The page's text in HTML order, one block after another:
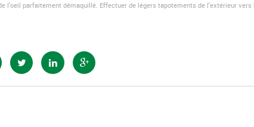
l'oeil parfaitement démaquillé. Effectuer de légers tapotements de l'extérieur vers